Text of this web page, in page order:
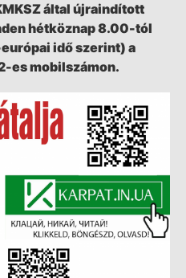
által újraindított
hétköznap 8.00-tól
idő szerint) a
es mobilszámon.